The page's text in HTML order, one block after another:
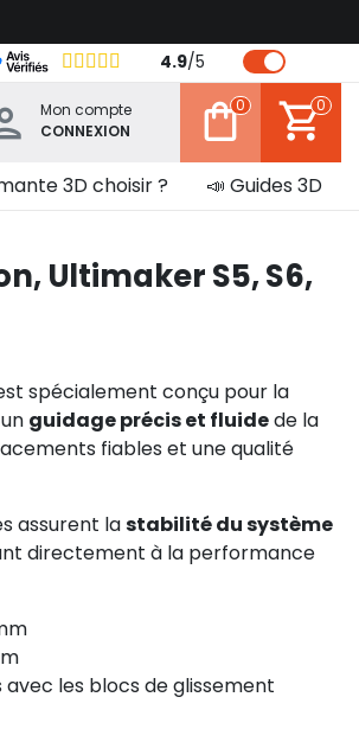
4.9/5
Mon compte
CONNEXION
0 0
3D choisir ? 📣 Guides 3D
Ultimaker S5, S6,
spécialement conçu pour la
guidage précis et fluidede la
fiables et une qualité
assurent lastabilité du système
directement à la performance
les blocs de glissement